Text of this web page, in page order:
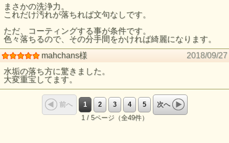
まさかの洗浄力。
これだけ汚れが落ちれば文句なしです。
ただ、コーティングする事が条件です。
色々落ちるので、その分手間をかければ綺麗になります。
mahchans様
2018/09/27
水垢の落ち方に驚きました。
大変重宝してます。
前へ 1 2 3 4 5
次へ
1 / 5ページ（全49件）